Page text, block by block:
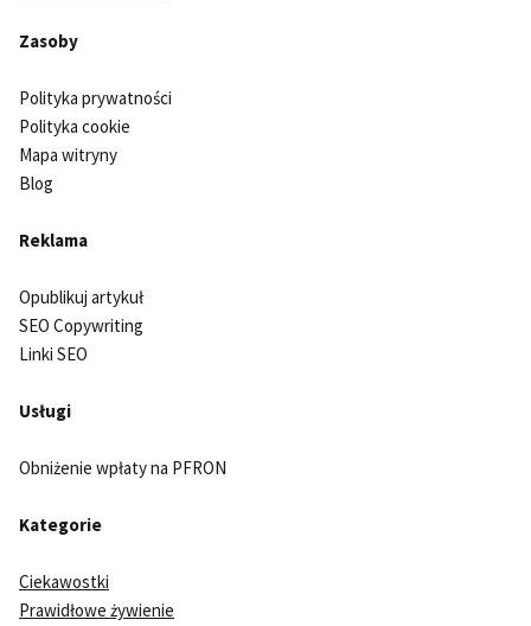
Zasoby
Polityka prywatności
Polityka cookie
Mapa witryny
Blog
Reklama
Opublikuj artykuł
SEO Copywriting
Linki SEO
Usługi
Obniżenie wpłaty na PFRON
Kategorie
Ciekawostki
Prawidłowe żywienie